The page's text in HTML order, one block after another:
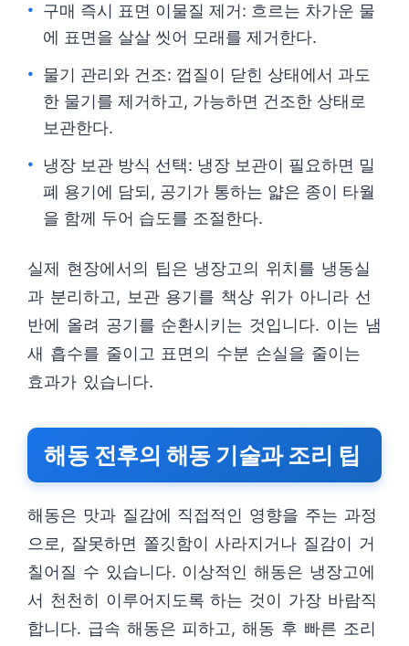
구매 즉시 표면 이물질 제거: 흐르는 차가운 물
에 표면을 살살 씻어 모래를 제거한다.
물기 관리와 건조: 껍질이 닫힌 상태에서 과도
한 물기를 제거하고, 가능하면 건조한 상태로
보관한다.
냉장 보관 방식 선택: 냉장 보관이 필요하면 밀
폐 용기에 담되, 공기가 통하는 얇은 종이 타월
을 함께 두어 습도를 조절한다.
실제 현장에서의 팁은 냉장고의 위치를 냉동실
과 분리하고, 보관 용기를 책상 위가 아니라 선
반에 올려 공기를 순환시키는 것입니다. 이는 냄
새 흡수를 줄이고 표면의 수분 손실을 줄이는
효과가 있습니다.
해동 전후의 해동 기술과 조리 팁
해동은 맛과 질감에 직접적인 영향을 주는 과정
으로, 잘못하면 쫄깃함이 사라지거나 질감이 거
칠어질 수 있습니다. 이상적인 해동은 냉장고에
서 천천히 이루어지도록 하는 것이 가장 바람직
합니다. 급속 해동은 피하고, 해동 후 빠른 조리